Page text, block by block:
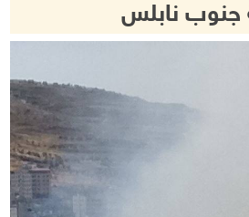
جنوب نابلس